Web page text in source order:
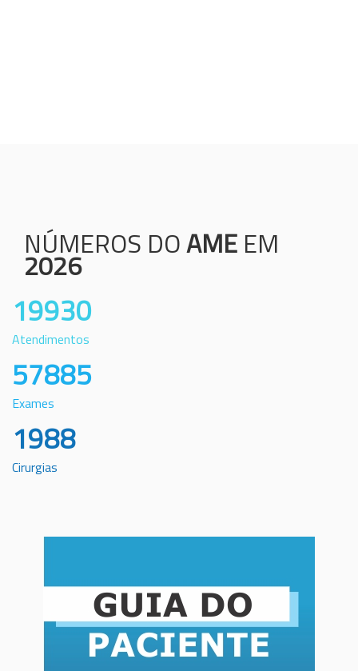
NÚMEROS DOAME EM
2026
19930
Atendimentos
57885
Exames
1988
Cirurgias